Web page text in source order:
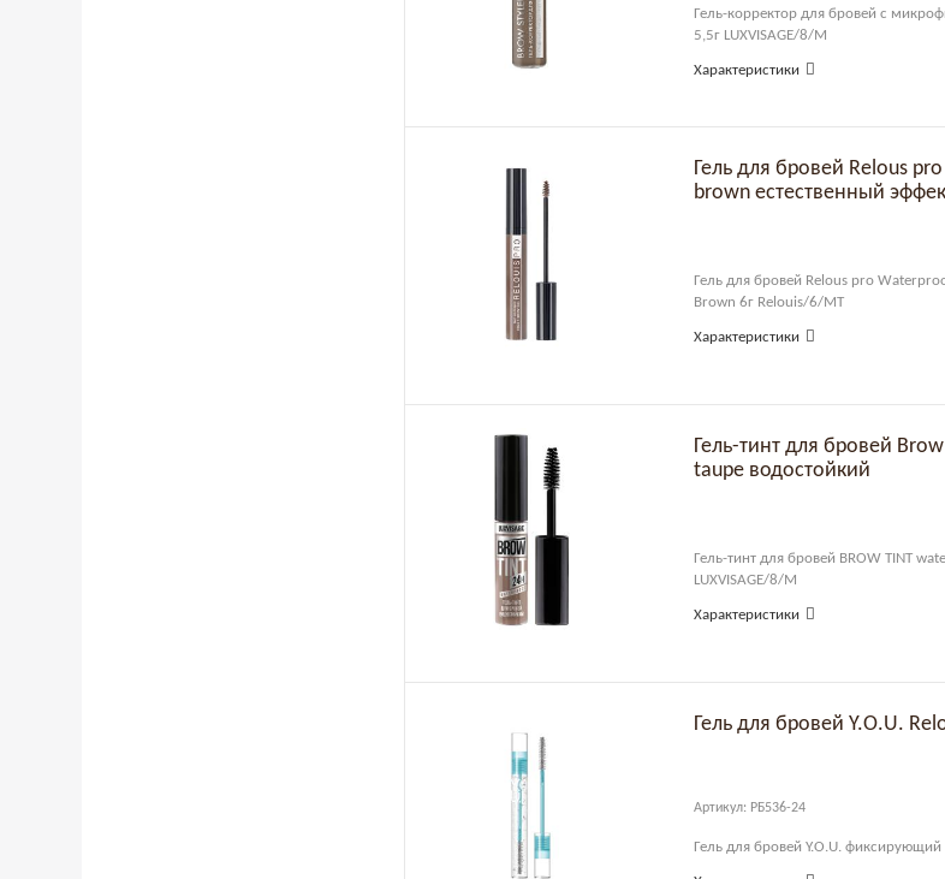
Гель-корректор для бровей с
5,5г LUXVISAGE/8/М
Характеристики
Гель для бровей Relous
brown естественный
Гель для бровей Relous pro
Brown 6г Relouis/6/МТ
Характеристики
Гель-тинт для бровей
taupe водостойкий
Гель-тинт для бровей BROW TINT
LUXVISAGE/8/М
Характеристики
Гель для бровей Y.O.U.
Артикул: РБ536-24
Гель для бровей Y.O.U.